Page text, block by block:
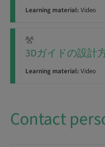
Learning material: Video
3Dガイドの設計
Learning material: Video
Contact